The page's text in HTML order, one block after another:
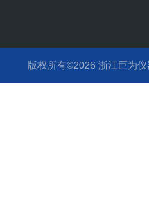
版权所有©2026 浙江巨为